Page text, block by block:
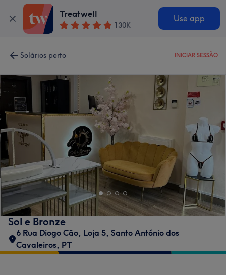
Treatwell
130K
Use app
Solários perto INICIAR SESSÃO
Sol e Bronze
6 Rua Diogo Cão, Loja 5, Santo António dos
Cavaleiros, PT